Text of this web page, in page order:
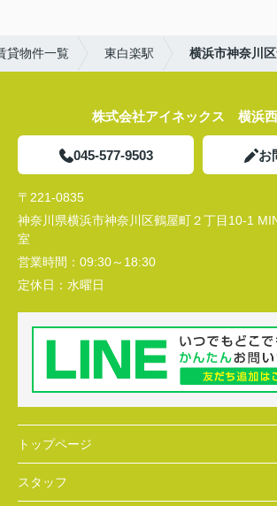
貸物件一覧 東白楽駅 横浜市神奈川
株式会社アイネックス 横浜
045-577-9503 お
〒221-0835
神奈川県横浜市神奈川区鶴屋町２丁目10-1
室
営業時間： 09:30～18:30
定休日： 水曜日
トップページ
スタッフ